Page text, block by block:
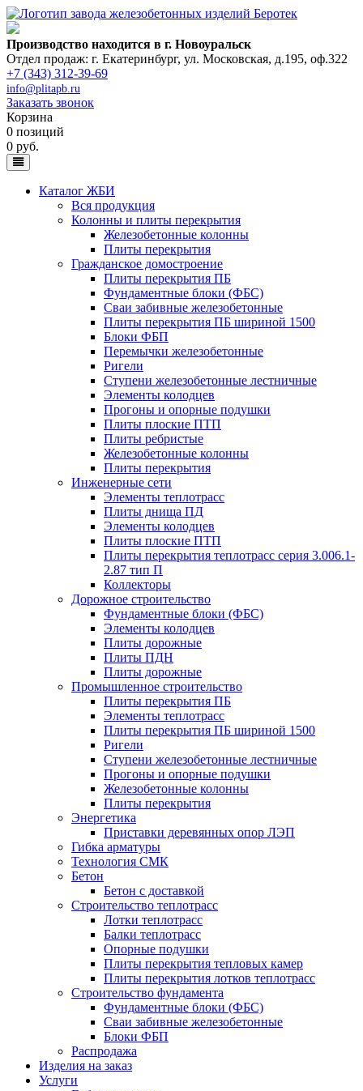
Производство находится в г. Новоуральск
Отдел продаж: г. Екатеринбург, ул. Московская, д.195, оф.322
+7 (343) 312-39-69
info@plitapb.ru
Заказать звонок
Корзина
0 позиций
0 руб.
Каталог ЖБИ
Вся продукция
Колонны и плиты перекрытия
Железобетонные колонны
Плиты перекрытия
Гражданское домостроение
Плиты перекрытия ПБ
Фундаментные блоки (ФБС)
Сваи забивные железобетонные
Плиты перекрытия ПБ шириной 1500
Блоки ФБП
Перемычки железобетонные
Ригели
Ступени железобетонные лестничные
Элементы колодцев
Прогоны и опорные подушки
Плиты плоские ПТП
Плиты ребристые
Железобетонные колонны
Плиты перекрытия
Инженерные сети
Элементы теплотрасс
Плиты днища ПД
Элементы колодцев
Плиты плоские ПТП
Плиты перекрытия теплотрасс серия 3.006.1-
2.87 тип П
Коллекторы
Дорожное строительство
Фундаментные блоки (ФБС)
Элементы колодцев
Плиты дорожные
Плиты ПДН
Плиты дорожные
Промышленное строительство
Плиты перекрытия ПБ
Элементы теплотрасс
Плиты перекрытия ПБ шириной 1500
Ригели
Ступени железобетонные лестничные
Прогоны и опорные подушки
Железобетонные колонны
Плиты перекрытия
Энергетика
Приставки деревянных опор ЛЭП
Гибка арматуры
Технология СМК
Бетон
Бетон с доставкой
Строительство теплотрасс
Лотки теплотрасс
Балки теплотрасс
Опорные подушки
Плиты перекрытия тепловых камер
Плиты перекрытия лотков теплотрасс
Строительство фундамента
Фундаментные блоки (ФБС)
Сваи забивные железобетонные
Блоки ФБП
Распродажа
Изделия на заказ
Услуги